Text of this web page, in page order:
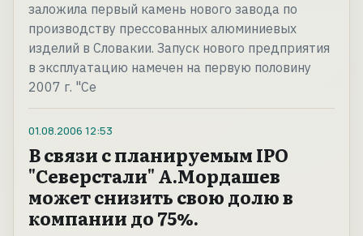
заложила первый камень нового завода по
производству прессованных алюминиевых
изделий в Словакии. Запуск нового предприятия
в эксплуатацию намечен на первую половину
2007 г. "Се
01.08.2006 12:53
В связи с планируемым IPO
"Северстали" А.Мордашев
может снизить свою долю в
компании до 75%.